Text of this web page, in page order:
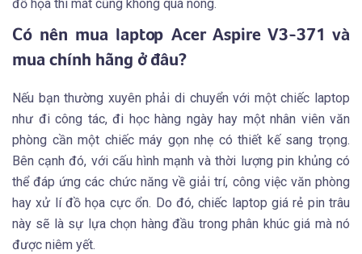
đồ họa thì mát cũng không quá nóng.
Có nên mua laptop Acer Aspire V3-371 và
mua chính hãng ở đâu?
Nếu bạn thường xuyên phải di chuyển với một chiếc laptop
như đi công tác, đi học hàng ngày hay một nhân viên văn
phòng cần một chiếc máy gọn nhẹ có thiết kế sang trọng.
Bên cạnh đó, với cấu hình mạnh và thời lượng pin khủng có
thể đáp ứng các chức năng về giải trí, công việc văn phòng
hay xử lí đồ họa cực ổn. Do đó, chiếc laptop giá rẻ pin trâu
này sẽ là sự lựa chọn hàng đầu trong phân khúc giá mà nó
được niêm yết.